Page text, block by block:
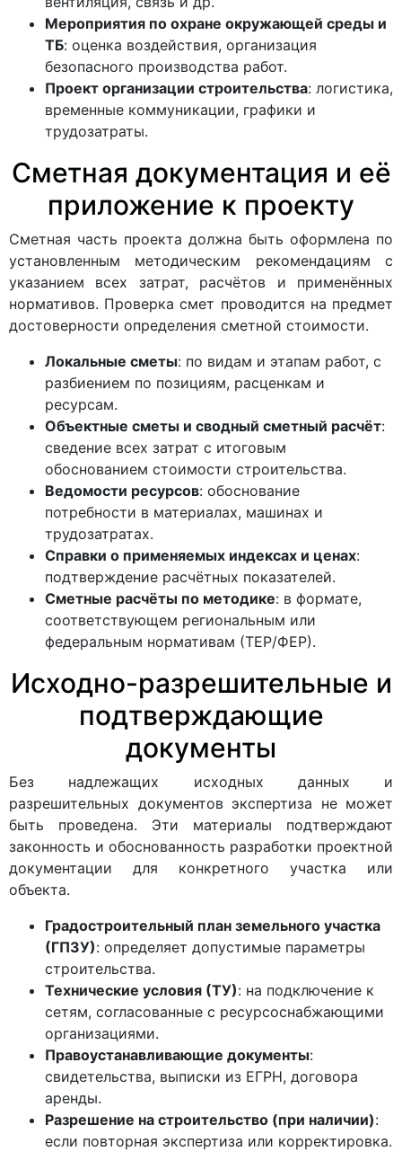
Мероприятия по охране окружающей среды и
ТБ: оценка воздействия, организация
безопасного производства работ.
Проект организации строительства: логистика,
временные коммуникации, графики и
трудозатраты.
Сметная документация и её
приложение к проекту
Сметная часть проекта должна быть оформлена по
установленным методическим рекомендациям с
указанием всех затрат, расчётов и применённых
нормативов. Проверка смет проводится на предмет
достоверности определения сметной стоимости.
Локальные сметы: по видам и этапам работ, с
разбиением по позициям, расценкам и
ресурсам.
Объектные сметы и сводный сметный расчёт:
сведение всех затрат с итоговым
обоснованием стоимости строительства.
Ведомости ресурсов: обоснование
потребности в материалах, машинах и
трудозатратах.
Справки о применяемых индексах и ценах:
подтверждение расчётных показателей.
Сметные расчёты по методике: в формате,
соответствующем региональным или
федеральным нормативам (ТЕР/ФЕР).
Исходно-разрешительные и
подтверждающие
документы
Без надлежащих исходных данных и
разрешительных документов экспертиза не может
быть проведена. Эти материалы подтверждают
законность и обоснованность разработки проектной
документации для конкретного участка или
объекта.
Градостроительный план земельного участка
(ГПЗУ): определяет допустимые параметры
строительства.
Технические условия (ТУ): на подключение к
сетям, согласованные с ресурсоснабжающими
организациями.
Правоустанавливающие документы:
свидетельства, выписки из ЕГРН, договора
аренды.
Разрешение на строительство (при наличии):
если повторная экспертиза или корректировка.